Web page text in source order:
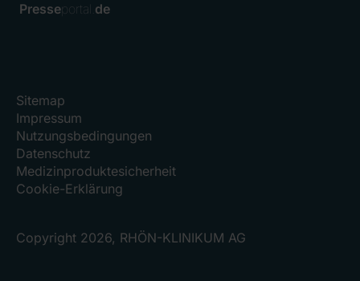
Presseportal. de
Sitemap
Impressum
Nutzungsbedingungen
Datenschutz
Medizinproduktesicherheit
Cookie-Erklärung
Copyright 2026, RHÖN-KLINIKUM AG